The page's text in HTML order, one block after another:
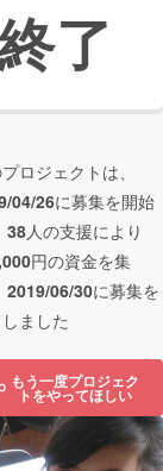
了
ロジェクトは、
04/26に募集を開始
38人の支援により
円の資金を集
2019/06/30に募集を
ました
もう一度プロジェク
トをやってほしい